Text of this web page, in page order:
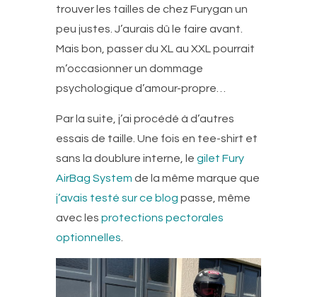
trouver les tailles de chez Furygan un
peu justes. J’aurais dû le faire avant.
Mais bon, passer du XL au XXL pourrait
m’occasionner un dommage
psychologique d’amour-propre…
Par la suite, j’ai procédé à d’autres
essais de taille. Une fois en tee-shirt et
sans la doublure interne, le gilet Fury
AirBag System de la même marque que
j’avais testé sur ce blog passe, même
avec les protections pectorales
optionnelles.